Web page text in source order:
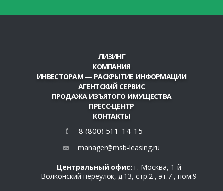
ЛИЗИНГ
КОМПАНИЯ
ИНВЕСТОРАМ — РАСКРЫТИЕ ИНФОРМАЦИИ
АГЕНТСКИЙ СЕРВИС
ПРОДАЖА ИЗЪЯТОГО ИМУЩЕСТВА
ПРЕСС-ЦЕНТР
КОНТАКТЫ
8 (800) 511-14-15
manager@msb-leasing.ru
Центральный офис: г. Москва, 1-й
Волконский переулок, д.13, стр.2 , эт.7 , пом.9